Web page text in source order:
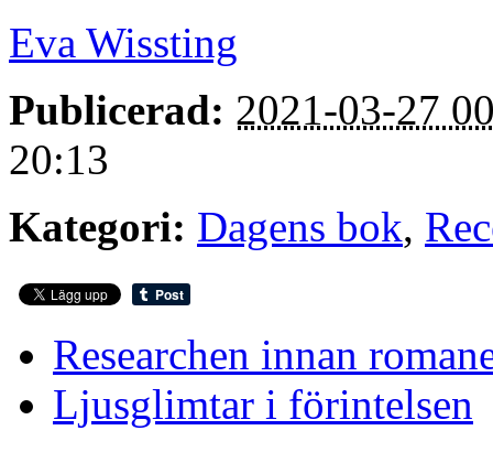
Eva Wissting
Publicerad: 2021-03-27
20:13
Kategori: Dagens bok,
Researchen innan
Ljusglimtar i förintelsen